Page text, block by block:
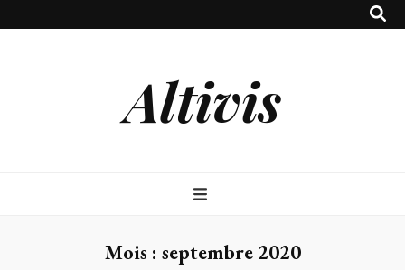
Altivis
Mois : septembre 2020